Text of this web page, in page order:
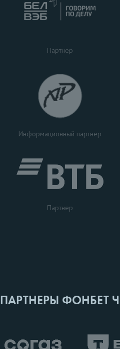
Партнер
Информационный партнер
Партнер
ПАРТНЕРЫ ФОНБЕТ